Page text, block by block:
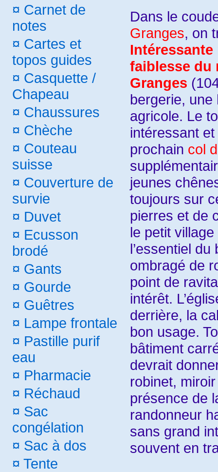
¤ Carnet de
notes
¤ Cartes et
topos guides
¤ Casquette /
Chapeau
¤ Chaussures
¤ Chèche
¤ Couteau
suisse
¤ Couverture de
survie
¤ Duvet
¤ Ecusson
brodé
¤ Gants
¤ Gourde
¤ Guêtres
¤ Lampe frontale
¤ Pastille purif
eau
¤ Pharmacie
¤ Réchaud
¤ Sac
congélation
¤ Sac à dos
¤ Tente
Dans le
Granges, on
faiblesse du
Granges
bergerie, une
agricole. Le
intéressant
prochain col
jeunes
toujours sur
pierres et de
le petit
l’essentiel
ombragé de
point de
intérêt.
derrière, la
bon usage.
bâtiment
devrait
robinet,
présence de
randonneur
sans grand
souvent en